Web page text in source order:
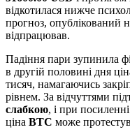
відкотилася нижче
прогноз, опублікований
відпрацював.
Падіння пари зупинила
в другій половині дня
тисяч, намагаючись
рівнем. За відчуттями
слабкою, і при
ціна BTC може